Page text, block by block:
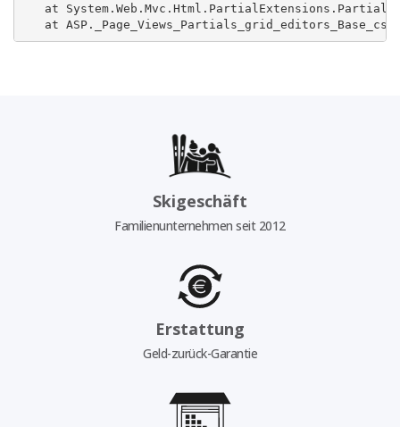
at
at
Skigeschäft
Familienunternehmen seit 2012
Erstattung
Geld-zurück-Garantie